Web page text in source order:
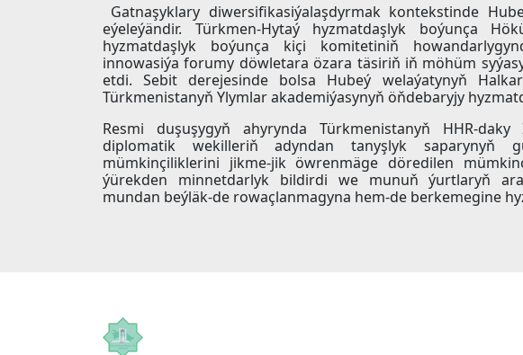
Gatnaşyklary diwersifikasiýalaşdyrmak kontekstinde
eýeleýändir. Türkmen-Hytaý hyzmatdaşlyk boýunça
hyzmatdaşlyk boýunça kiçi komitetiniň
innowasiýa forumy döwletara özara täsiriň iň möhüm
etdi. Sebit derejesinde bolsa Hubeý welaýatynyň
Türkmenistanyň Ylymlar akademiýasynyň öňdebaryjy
Resmi duşuşygyň ahyrynda Türkmenistanyň HHR-
diplomatik wekilleriň adyndan tanyşlyk saparynyň
mümkinçiliklerini jikme-jik öwrenmäge döredilen
ýürekden minnetdarlyk bildirdi we munuň ýurtlaryň
mundan beýläk-de rowaçlanmagyna hem-de berkemegine